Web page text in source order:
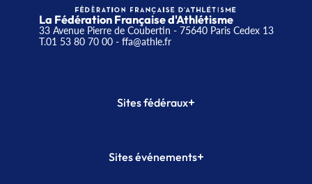
La Fédération Française d'Athlétisme
33 Avenue Pierre de Coubertin - 75640 Paris Cedex 13
T.01 53 80 70 00- ffa@athle.fr
Sites fédéraux+
Plateforme Formation
Sites événements+